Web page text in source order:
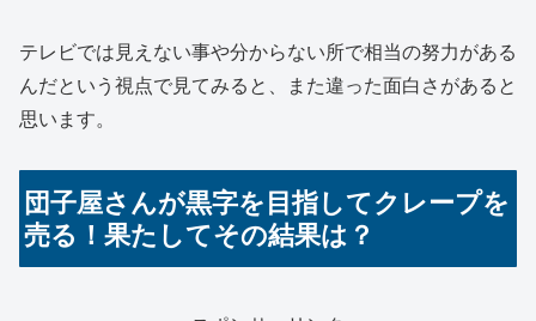
テレビでは見えない事や分からない所で相当の努力がある
んだという視点で見てみると、また違った面白さがあると
思います。
団子屋さんが黒字を目指してクレープを
売る！果たしてその結果は？